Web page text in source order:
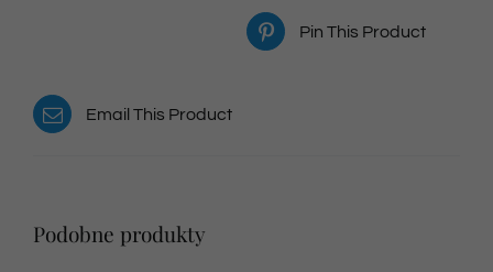
Pin This Product
Email This Product
Podobne produkty